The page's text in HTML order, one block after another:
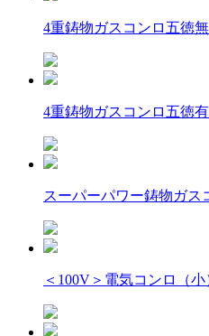
4重鋳物ガスコンロ五徳無
4重鋳物ガスコンロ五徳有
スーパーパワー鋳物ガ
＜100V＞電気コンロ（小